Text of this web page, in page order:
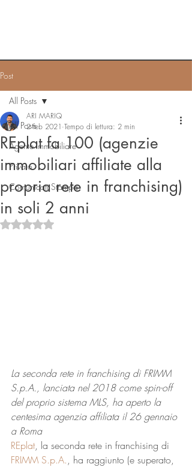
Post
All Posts
Agente immobiliare
Privato
Comunicati Stampa
All Posts
REplat fa 100 (agenzie
immobiliari affiliate alla
propria rete in franchising)
in soli 2 anni
ARI MARIQ
2 feb 2021 Tempo di lettura: 2 min
Valutazione NaN stelle su 5.
La seconda rete in franchising di FRIMM
S.p.A., lanciata nel 2018 come spin-off
del proprio sistema MLS, ha aperto la
centesima agenzia affiliata il 26 gennaio
a Roma
REplat, la seconda rete in franchising di
FRIMM S.p.A., ha raggiunto (e superato,